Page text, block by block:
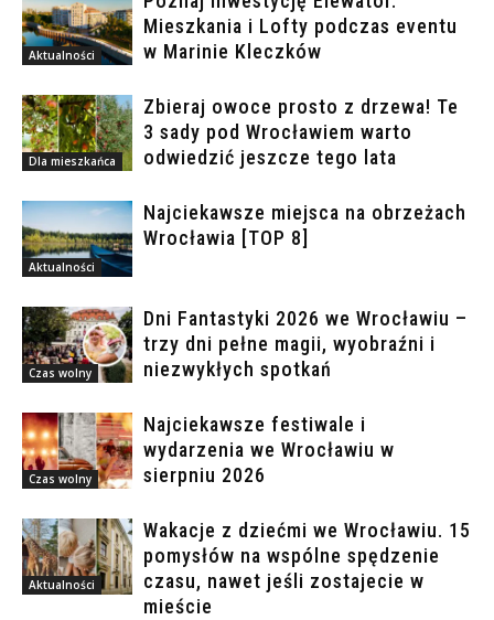
Aktualności
Mieszkania i Lofty podczas eventu
w Marinie Kleczków
Dla mieszkańca
Zbieraj owoce prosto z drzewa! Te
3 sady pod Wrocławiem warto
odwiedzić jeszcze tego lata
Aktualności
Najciekawsze miejsca na obrzeżach
Wrocławia [TOP 8]
Czas wolny
Dni Fantastyki 2026 we Wrocławiu –
trzy dni pełne magii, wyobraźni i
niezwykłych spotkań
Czas wolny
Najciekawsze festiwale i
wydarzenia we Wrocławiu w
sierpniu 2026
Aktualności
Wakacje z dziećmi we Wrocławiu. 15
pomysłów na wspólne spędzenie
czasu, nawet jeśli zostajecie w
mieście